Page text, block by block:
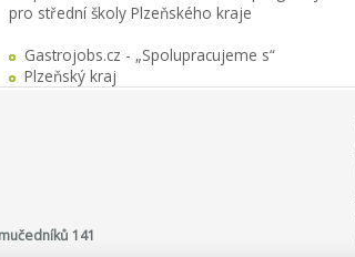
pro střední školy Plzeňského kraje
Gastrojobs.cz - „Spolupracujeme s“
Plzeňský kraj
141